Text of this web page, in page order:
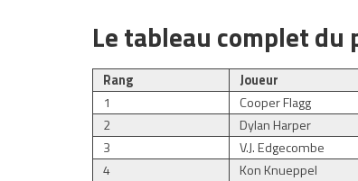
Le tableau complet
Rang Joueur
1
Cooper Flagg
2
Dylan Harper
3
V.J. Edgecombe
4
Kon Knueppel